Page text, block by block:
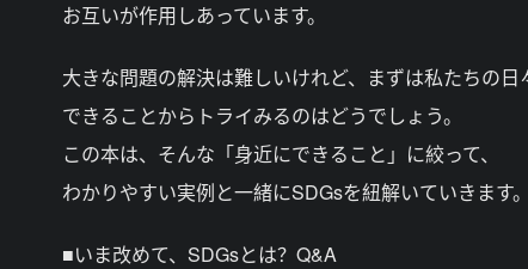
お互いが作用しあっています。
大きな問題の解決は難しいけれど、まずは私たちの日
できることからトライみるのはどうでしょう。
この本は、そんな「身近にできること」に絞って、
わかりやすい実例と一緒にSDGsを紐解いていきます。
■いま改めて、SDGsとは？Q&A